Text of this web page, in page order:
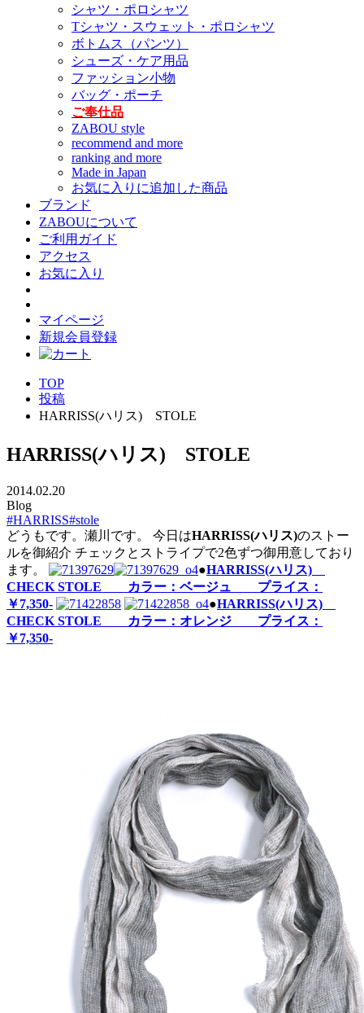
シャツ・ポロシャツ
Tシャツ・スウェット・ポロシャツ
ボトムス（パンツ）
シューズ・ケア用品
ファッション小物
バッグ・ポーチ
ご奉仕品
ZABOU style
recommend and more
ranking and more
Made in Japan
お気に入りに追加した商品
ブランド
ZABOUについて
ご利用ガイド
アクセス
お気に入り
マイページ
新規会員登録
TOP
投稿
HARRISS(ハリス) STOLE
HARRISS(ハリス) STOLE
2014.02.20
Blog
#HARRISS#stole
どうもです。瀬川です。 今日はHARRISS(ハリス)のストー
ルを御紹介 チェックとストライプで2色ずつ御用意しており
ます。
●HARRISS(ハリス)
CHECK STOLE カラー：ベージュ プライス：
￥7,350-
●HARRISS(ハリス)
CHECK STOLE カラー：オレンジ プライス：
￥7,350-